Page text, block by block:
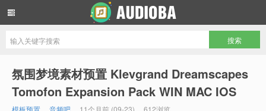
氛围梦境素材预置 Klevgrand Dreamscapes
Tomofon Expansion Pack WIN MAC IOS
模板预置 音频吧 11个月前 (09-23) 612浏览